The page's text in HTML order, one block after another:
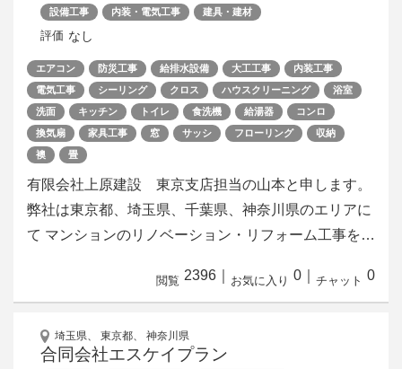
設備工事 内装・電気工事 建具・建材
評価 なし
エアコン 防災工事 給排水設備 大工工事
内装工事
電気工事
シーリング クロス ハウスクリーニング
浴室
洗面
キッチン トイレ 食洗機 給湯器
コンロ
換気扇
家具工事 窓 サッシ フローリング
収納
襖
畳
有限会社上原建設 東京支店担当の山本と申します。
弊社は東京都、埼玉県、千葉県、神奈川県のエリアに
て マンションのリノベーション・リフォーム工事を…
閲覧 2396 お気に入り 0 チャット 0
埼玉県、 東京都、 神奈川県
合同会社エスケイプラン